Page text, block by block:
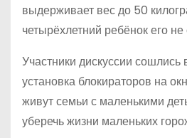
выдерживает вес до 50
четырёхлетний ребёнок его не
Участники дискуссии сошлись
установка блокираторов на
живут семьи с маленькими
уберечь жизни маленьких